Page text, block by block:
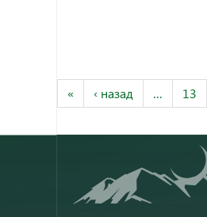
« ‹ назад … 13